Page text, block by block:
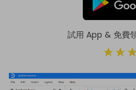
試用 App & 免費